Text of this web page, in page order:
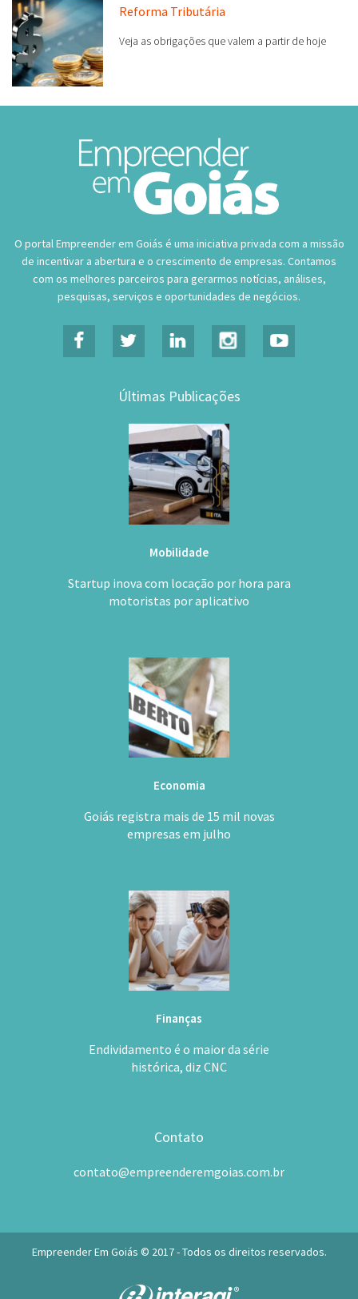
Reforma Tributária
Veja as obrigações que valem a partir de hoje
O portal Empreender em Goiás é uma iniciativa privada com a missão
de incentivar a abertura e o crescimento de empresas. Contamos
com os melhores parceiros para gerarmos notícias, análises,
pesquisas, serviços e oportunidades de negócios.
Últimas Publicações
Mobilidade
Startup inova com locação por hora para
motoristas por aplicativo
Economia
Goiás registra mais de 15 mil novas
empresas em julho
Finanças
Endividamento é o maior da série
histórica, diz CNC
Contato
contato@empreenderemgoias.com.br
Empreender Em Goiás © 2017 - Todos os direitos reservados.